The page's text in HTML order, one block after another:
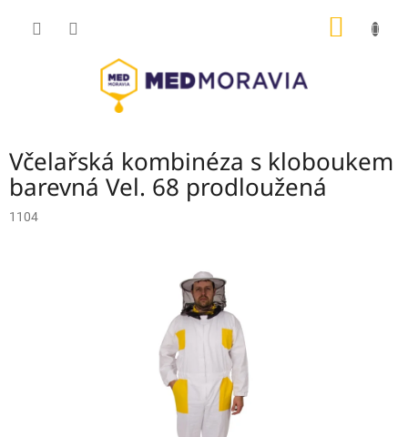
Včelařská kombinéza s kloboukem
barevná Vel. 68 prodloužená
1104